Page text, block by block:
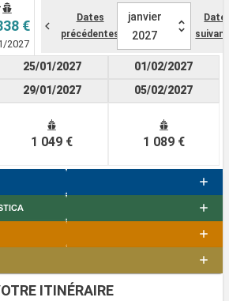
€
2027
Dates
précédentes
janvier
2027
25/01/2027
29/01/2027
1 049 €
01/02/2027
05/02/2027
1 089 €
ITINÉRAIRE